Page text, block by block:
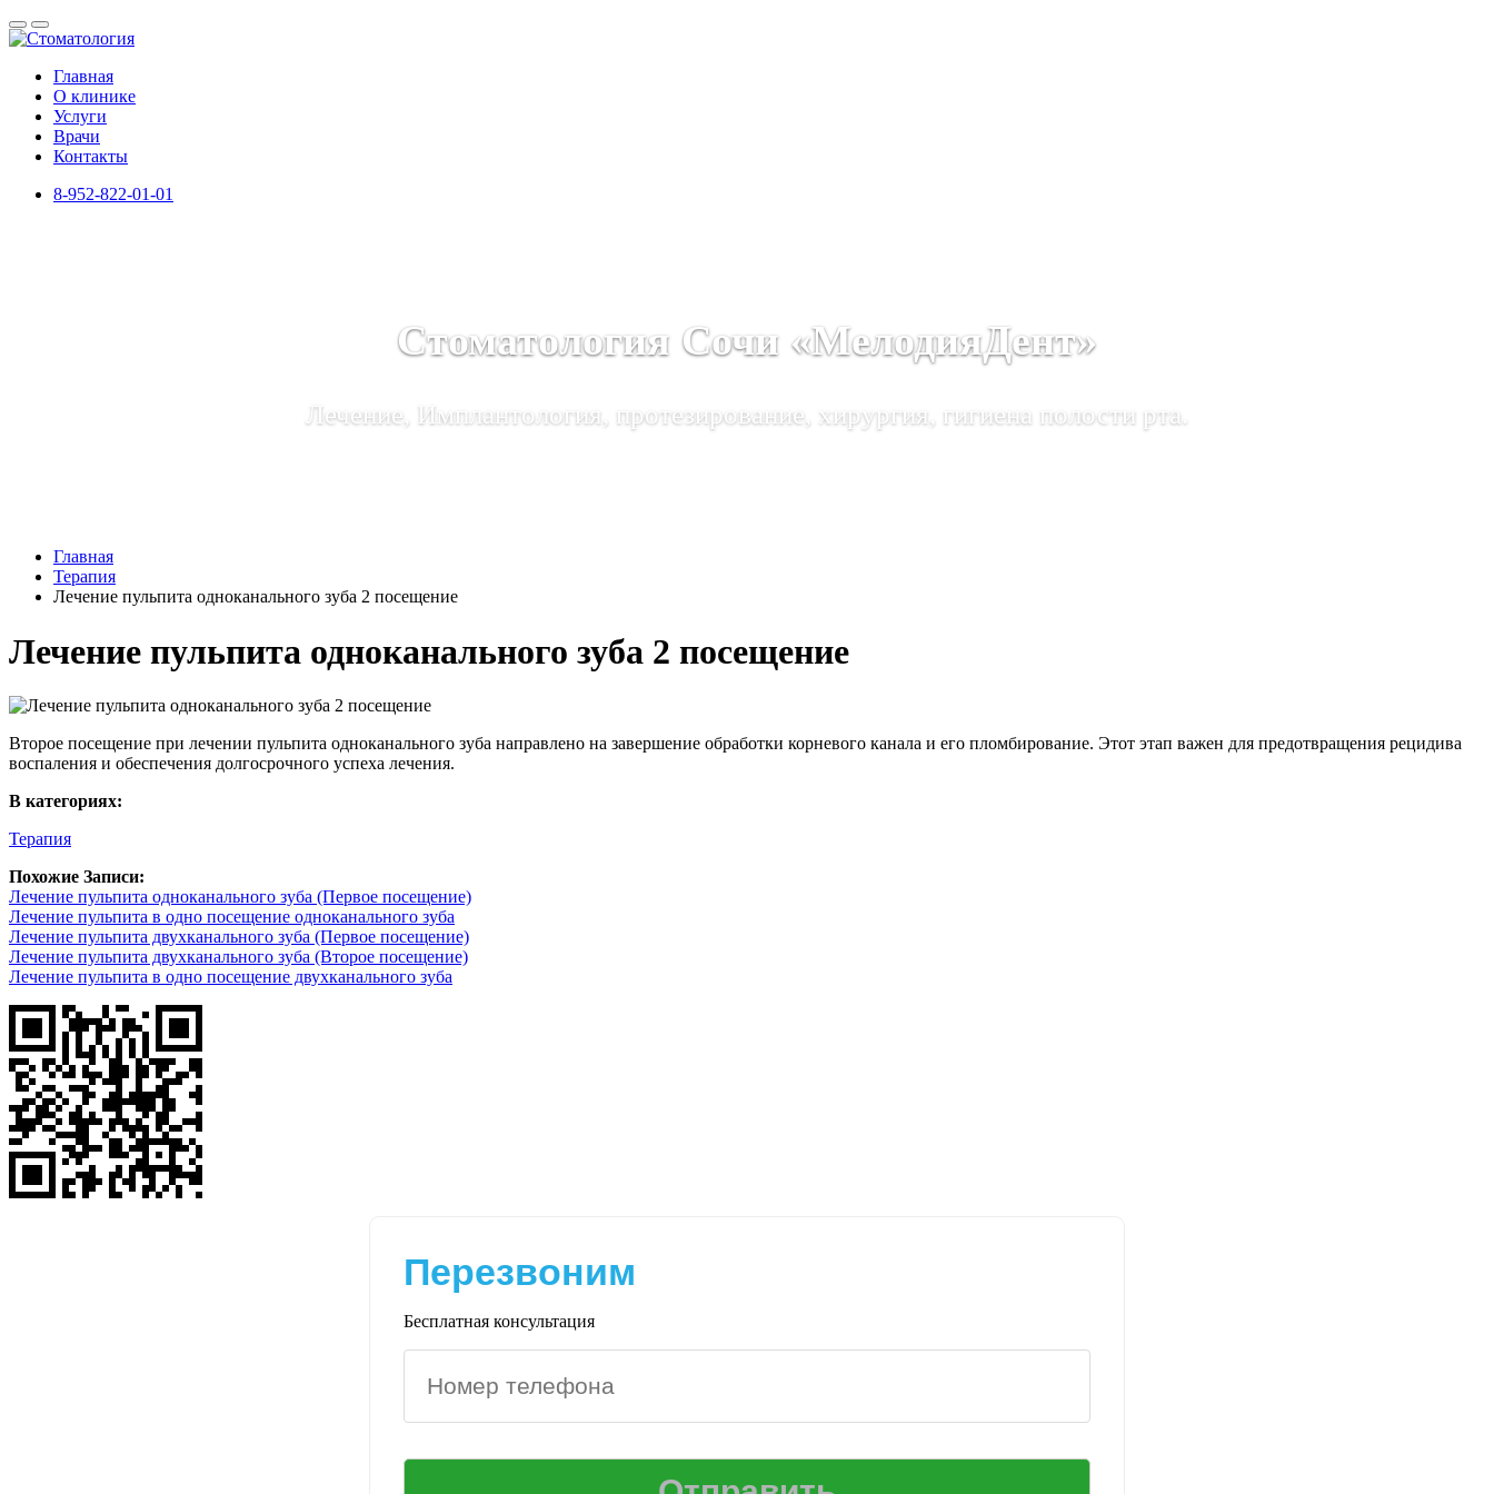
Главная
О клинике
Услуги
Врачи
Контакты
8-952-822-01-01
Стоматология Сочи «МелодияДент»
Лечение, Имплантология, протезирование, хирургия, гигиена полости рта.
Главная
Терапия
Лечение пульпита одноканального зуба 2 посещение
Лечение пульпита одноканального зуба 2 посещение
Второе посещение при лечении пульпита одноканального зуба направлено на завершение обработки корневого канала и его пломбирование. Этот этап важен для предотвращения рецидива
воспаления и обеспечения долгосрочного успеха лечения.
В категориях:
Терапия
Похожие Записи:
Лечение пульпита одноканального зуба (Первое посещение)
Лечение пульпита в одно посещение одноканального зуба
Лечение пульпита двухканального зуба (Первое посещение)
Лечение пульпита двухканального зуба (Второе посещение)
Лечение пульпита в одно посещение двухканального зуба
Перезвоним
Бесплатная консультация